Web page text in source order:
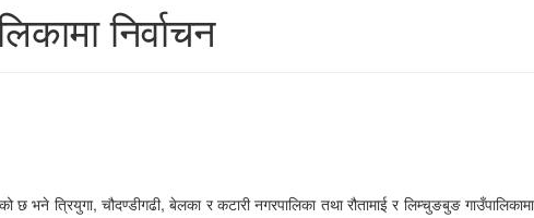
निर्वाचन
छ भने त्रियुगा, चौदण्डीगढी, बेलका र कटारी नगरपालिका तथा रौतामाई र लिम्चुङबुङ गाउँपालिकामा